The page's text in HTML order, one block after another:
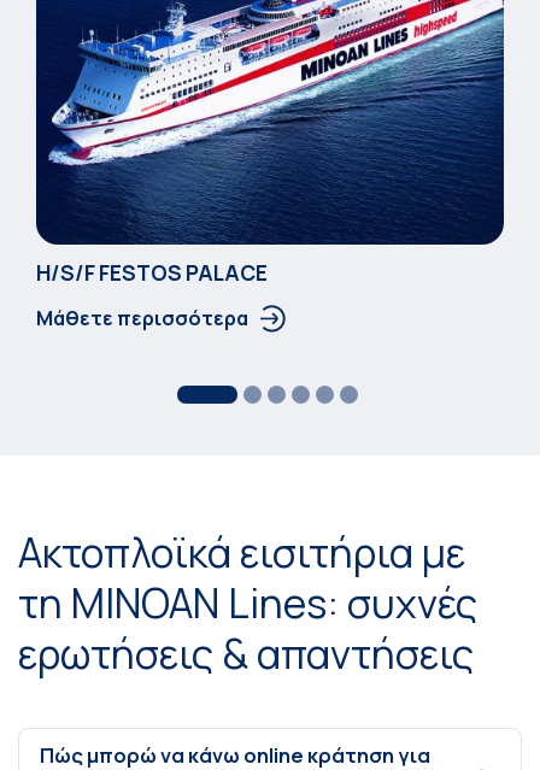
Η/S/F FESTOS PALACΕ
Μάθετε περισσότερα
Ακτοπλοϊκά εισιτήρια με
τη MINOAN Lines: συχνές
ερωτήσεις & απαντήσεις
Πώς μπορώ να κάνω online κράτηση για